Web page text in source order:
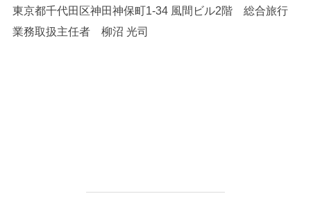
東京都千代田区神田神保町1-34 風間ビル2階 総合旅行
業務取扱主任者 柳沼 光司